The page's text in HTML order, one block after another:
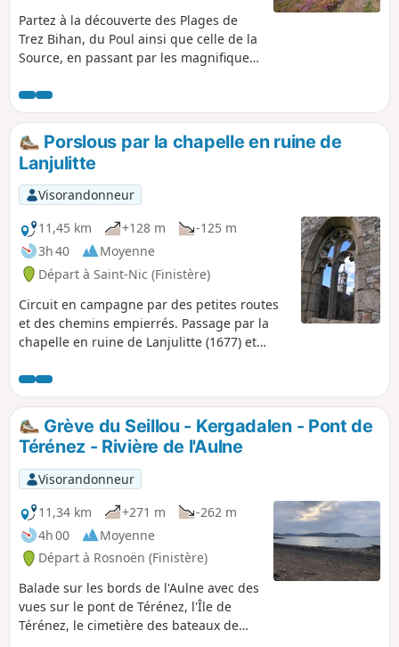
Partez à la découverte des Plages de
Trez Bihan, du Poul ainsi que celle de la
Source, en passant par les magnifiques
Trez-Bellec, à travers côte et champs,
ravira vos yeux et éveillera vos
éventuelles envies de baignade.
Porslous par la chapelle en ruine de
Lanjulitte
Visorandonneur
11,45 km
+128 m
-125 m
3h 40
Moyenne
Départ à Saint-Nic (Finistère)
Circuit en campagne par des petites routes
et des chemins empierrés. Passage par la
chapelle en ruine de Lanjulitte (1677) et
Douarnenez.
Grève du Seillou - Kergadalen - Pont de
Térénez - Rivière de l'Aulne
Visorandonneur
11,34 km
+271 m
-262 m
4h 00
Moyenne
Départ à Rosnoën (Finistère)
Balade sur les bords de l'Aulne avec des
vues sur le pont de Térénez, l'Île de
Térénez, le cimetière des bateaux de